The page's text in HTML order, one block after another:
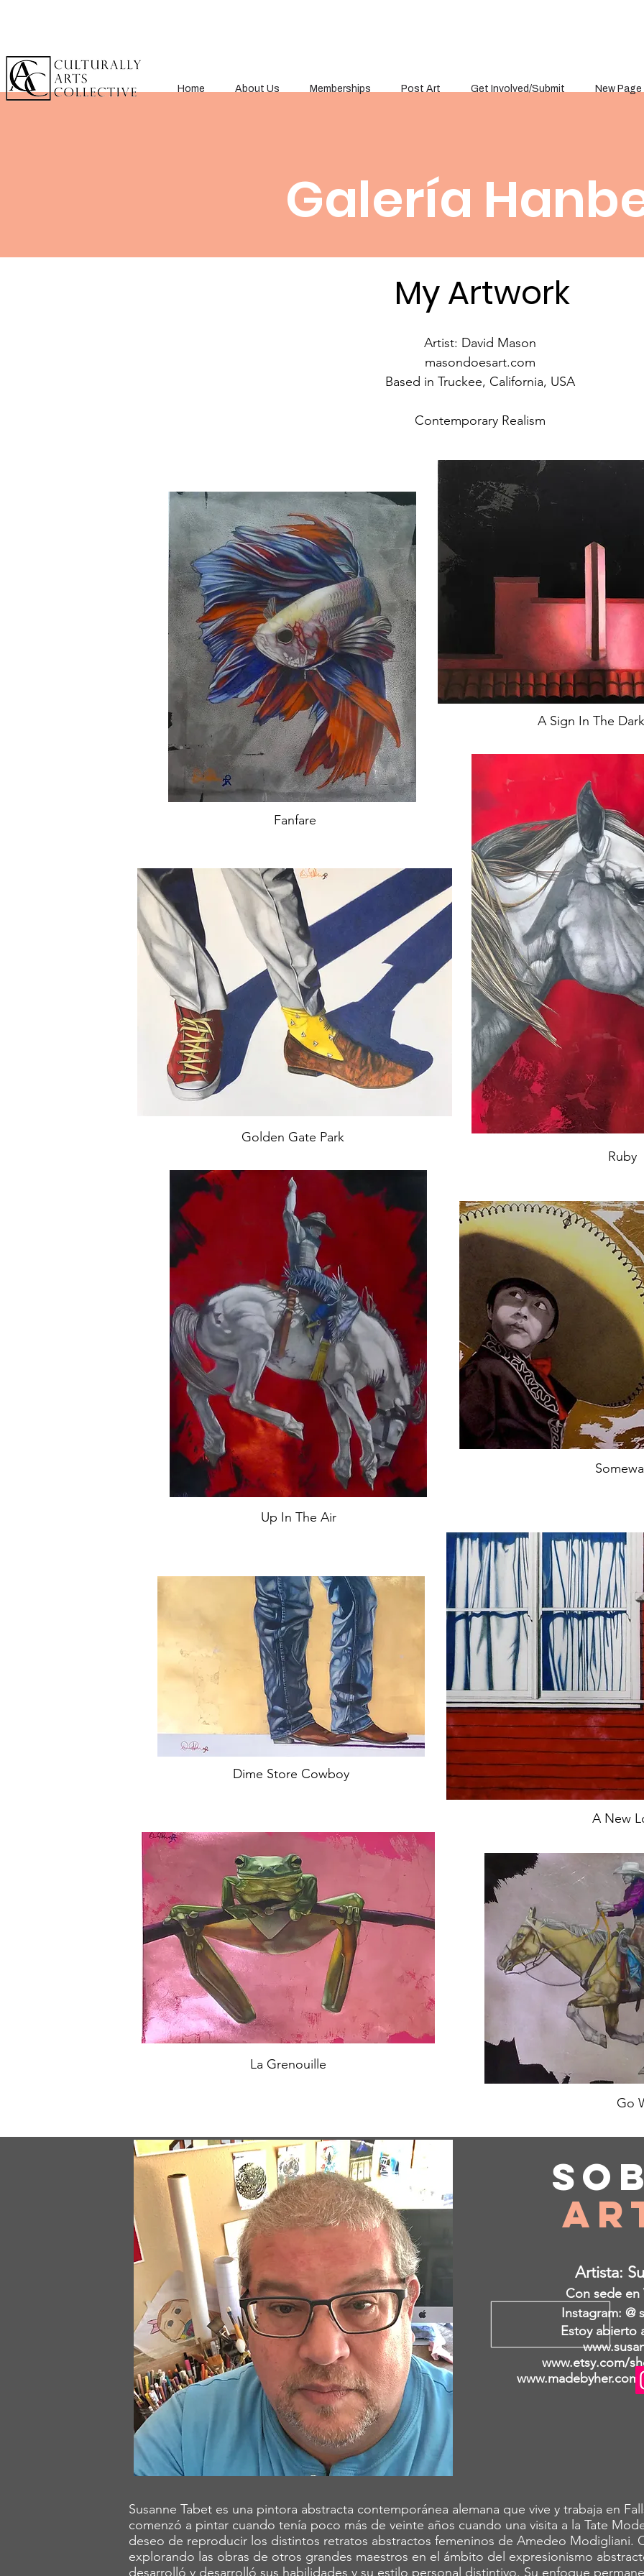
Home About Us Memberships Post Art Get Involved/Submit New Page
My Artwork
Artist: David Mason
masondoesart.com
Based in Truckee, California, USA
Contemporary Realism
Fanfare
A Sign In The Dark
Golden Gate Park
Ruby
Galería
Up In The Air
Dime Store Cowboy
A New
La Grenouille
Go
Artista:
Con sede en
Instagram: @
Estoy abierto
www.etsy.com/
Susanne Tabet es una pintora abstracta contemporánea alemana que vive y trabaja en
comenzó a pintar cuando tenía poco más de veinte años cuando una visita a la Tate
deseo de reproducir los distintos retratos abstractos femeninos de Amedeo Modigliani.
explorando las obras de otros grandes maestros en el ámbito del expresionismo
desarrolló y desarrolló sus habilidades y su estilo personal distintivo. Su enfoque